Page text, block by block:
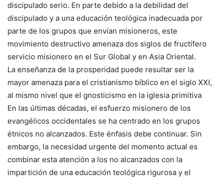
discipulado serio. En parte debido a la debilidad del
discipulado y a una educación teológica inadecuada por
parte de los grupos que envían misioneros, este
movimiento destructivo amenaza dos siglos de fructífero
servicio misionero en el Sur Global y en Asia Oriental.
La enseñanza de la prosperidad puede resultar ser la
mayor amenaza para el cristianismo bíblico en el siglo XXI,
al mismo nivel que el gnosticismo en la iglesia primitiva
En las últimas décadas, el esfuerzo misionero de los
evangélicos occidentales se ha centrado en los grupos
étnicos no alcanzados. Este énfasis debe continuar. Sin
embargo, la necesidad urgente del momento actual es
combinar esta atención a los no alcanzados con la
impartición de una educación teológica rigurosa y el